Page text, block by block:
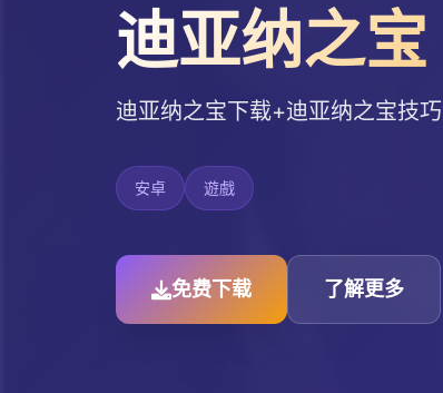
迪亚纳之宝
迪亚纳之宝下载+迪亚纳之宝技巧
安卓 遊戲
免费下载 了解更多